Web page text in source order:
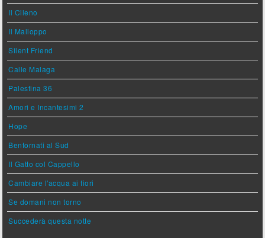
Il Cileno
Il Malloppo
Silent Friend
Calle Malaga
Palestina 36
Amori e Incantesimi 2
Hope
Bentornati al Sud
Il Gatto col Cappello
Cambiare l'acqua ai fiori
Se domani non torno
Succederà questa notte